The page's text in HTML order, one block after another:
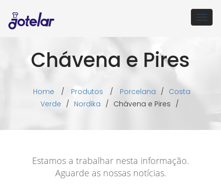
Chávena e Pires
Home / Produtos / Porcelana / Costa
Verde / Nordika / Chávena e Pires /
Estamos a trabalhar nesta informação.
Aguarde as nossas notícias.